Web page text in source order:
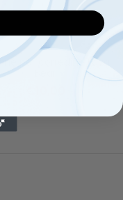
per corredino Lova